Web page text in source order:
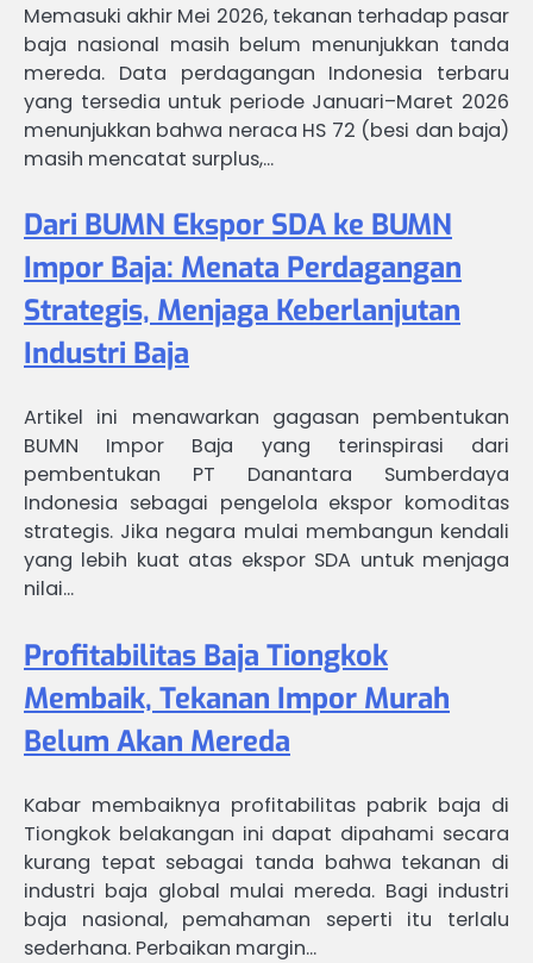
Memasuki akhir Mei 2026, tekanan terhadap pasar
baja nasional masih belum menunjukkan tanda
mereda. Data perdagangan Indonesia terbaru
yang tersedia untuk periode Januari–Maret 2026
menunjukkan bahwa neraca HS 72 (besi dan baja)
masih mencatat surplus,…
Dari BUMN Ekspor SDA ke BUMN
Impor Baja: Menata Perdagangan
Strategis, Menjaga Keberlanjutan
Industri Baja
Artikel ini menawarkan gagasan pembentukan
BUMN Impor Baja yang terinspirasi dari
pembentukan PT Danantara Sumberdaya
Indonesia sebagai pengelola ekspor komoditas
strategis. Jika negara mulai membangun kendali
yang lebih kuat atas ekspor SDA untuk menjaga
nilai…
Profitabilitas Baja Tiongkok
Membaik, Tekanan Impor Murah
Belum Akan Mereda
Kabar membaiknya profitabilitas pabrik baja di
Tiongkok belakangan ini dapat dipahami secara
kurang tepat sebagai tanda bahwa tekanan di
industri baja global mulai mereda. Bagi industri
baja nasional, pemahaman seperti itu terlalu
sederhana. Perbaikan margin…